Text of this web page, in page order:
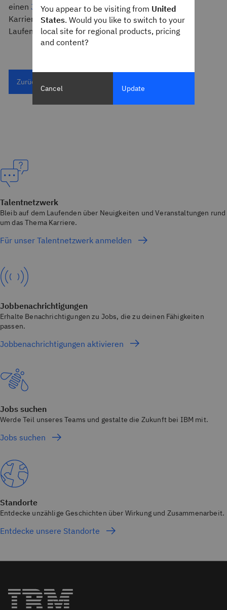
einen Job-Alarmein. Wir halten dich über aktuelle
Karrieremöglichkeiten und Geschichten auf dem
Laufenden, die deinen Interessen entsprechen.
Zurücksetzen
Talentnetzwerk
Bleib auf dem Laufenden über Neuigkeiten und Veranstaltungen rund
um das Thema Karriere.
Für unser Talentnetzwerk anmelden
Jobbenachrichtigungen
Erhalte Benachrichtigungen zu Jobs, die zu deinen Fähigkeiten
passen.
Jobbenachrichtigungen aktivieren
Jobs suchen
Werde Teil unseres Teams und gestalte die Zukunft bei IBM mit.
Jobs suchen
Standorte
Entdecke unzählige Geschichten über Wirkung und Zusammenarbeit.
Entdecke unsere Standorte
You appear to be visiting from United
States. Would you like to switch to your
local site for regional products, pricing
and content?
Cancel Update